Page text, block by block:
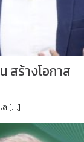
สร้างโอกาส
ล […]